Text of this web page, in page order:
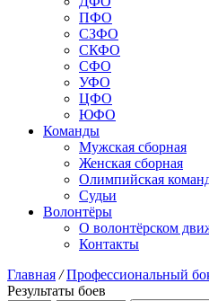
ПФО
СЗФО
СКФО
СФО
УФО
ЦФО
ЮФО
Команды
Мужская сборная
Женская сборная
Олимпийская
Судьи
Волонтёры
О волонтёрском
Контакты
Главная / Профессиональный
Результаты боев